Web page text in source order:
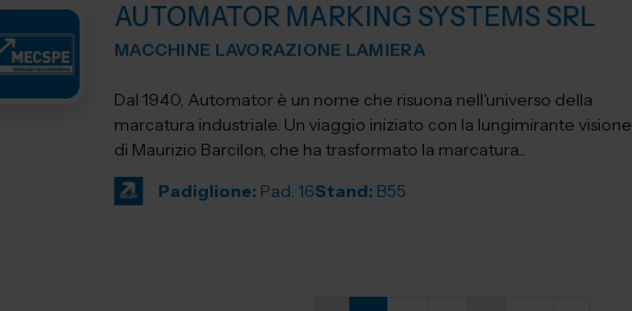
AUTOMATOR MARKING SYSTEMS SRL
MACCHINE LAVORAZIONE LAMIERA
Dal 1940, Automator è un nome che risuona nell'universo della
marcatura industriale. Un viaggio iniziato con la lungimirante visione
di Maurizio Barcilon, che ha trasformato la marcatura...
Padiglione: Pad. 16Stand: B55